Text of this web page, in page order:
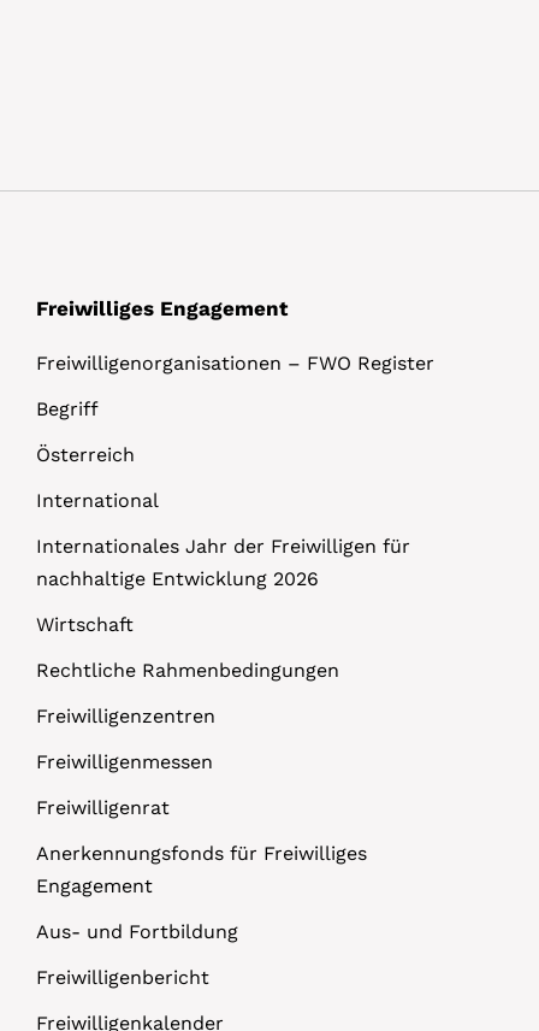
Freiwilliges Engagement
Freiwilligenorganisationen – FWO Register
Begriff
Österreich
International
Internationales Jahr der Freiwilligen für
nachhaltige Entwicklung 2026
Wirtschaft
Rechtliche Rahmenbedingungen
Freiwilligenzentren
Freiwilligenmessen
Freiwilligenrat
Anerkennungsfonds für Freiwilliges
Engagement
Aus- und Fortbildung
Freiwilligenbericht
Freiwilligenkalender